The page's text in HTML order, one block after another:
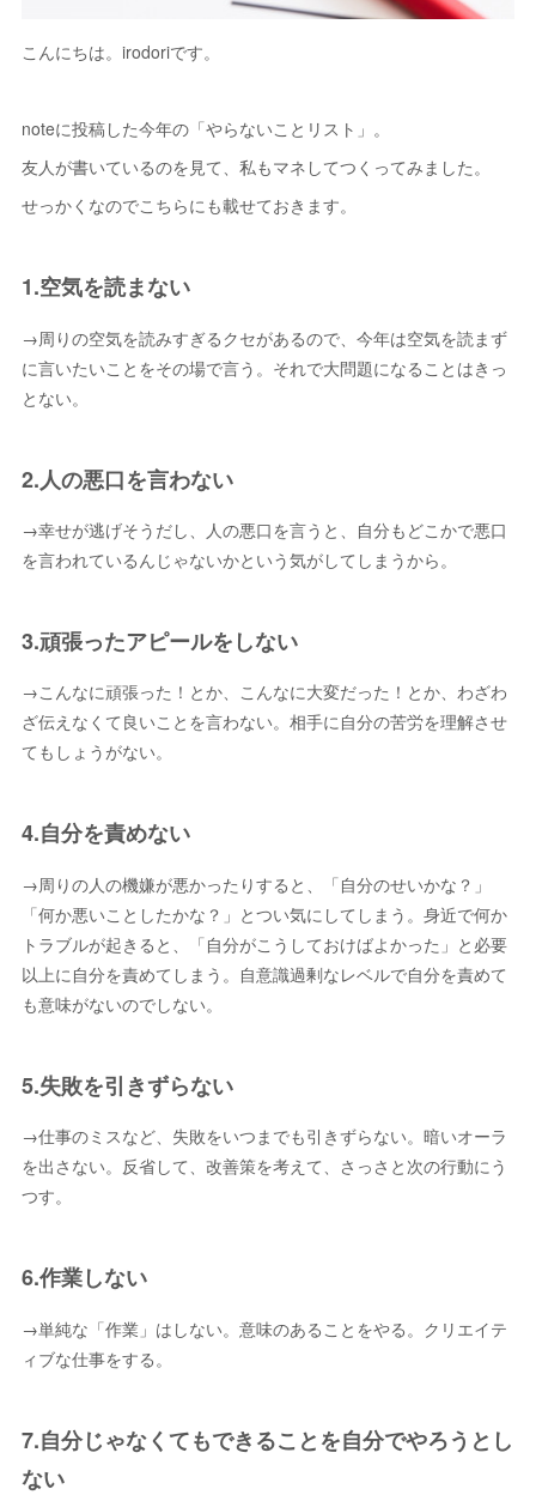
こんにちは。irodoriです。
noteに投稿した今年の「やらないことリスト」。
友人が書いているのを見て、私もマネしてつくってみました。
せっかくなのでこちらにも載せておきます。
1.空気を読まない
→周りの空気を読みすぎるクセがあるので、今年は空気を読まず
に言いたいことをその場で言う。それで大問題になることはきっ
とない。
2.人の悪口を言わない
→幸せが逃げそうだし、人の悪口を言うと、自分もどこかで悪口
を言われているんじゃないかという気がしてしまうから。
3.頑張ったアピールをしない
→こんなに頑張った！とか、こんなに大変だった！とか、わざわ
ざ伝えなくて良いことを言わない。相手に自分の苦労を理解させ
てもしょうがない。
4.自分を責めない
→周りの人の機嫌が悪かったりすると、「自分のせいかな？」
「何か悪いことしたかな？」とつい気にしてしまう。身近で何か
トラブルが起きると、「自分がこうしておけばよかった」と必要
以上に自分を責めてしまう。自意識過剰なレベルで自分を責めて
も意味がないのでしない。
5.失敗を引きずらない
→仕事のミスなど、失敗をいつまでも引きずらない。暗いオーラ
を出さない。反省して、改善策を考えて、さっさと次の行動にう
つす。
6.作業しない
→単純な「作業」はしない。意味のあることをやる。クリエイテ
ィブな仕事をする。
7.自分じゃなくてもできることを自分でやろうとし
ない